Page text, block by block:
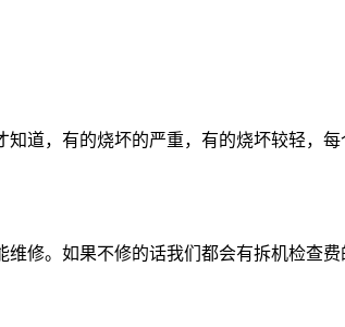
道，有的烧坏的严重，有的烧坏较轻，
修。如果不修的话我们都会有拆机检查费